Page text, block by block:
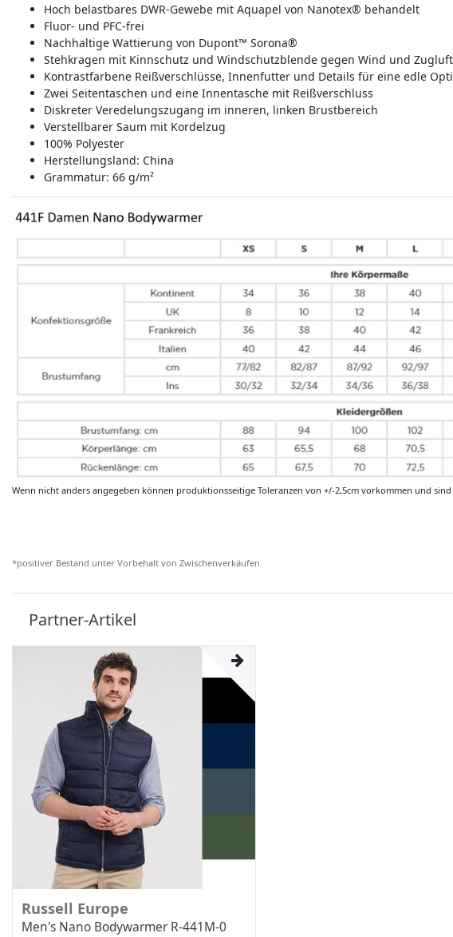
Hoch belastbares DWR-Gewebe mit Aquapel von Nanotex® behandelt
Fluor- und PFC-frei
Nachhaltige Wattierung von Dupont™ Sorona®
Stehkragen mit Kinnschutz und Windschutzblende gegen Wind und Zugluft
Kontrastfarbene Reißverschlüsse, Innenfutter und Details für eine edle
Zwei Seitentaschen und eine Innentasche mit Reißverschluss
Diskreter Veredelungszugang im inneren, linken Brustbereich
Verstellbarer Saum mit Kordelzug
100% Polyester
Herstellungsland: China
Grammatur: 66 g/m²
Wenn nicht anders angegeben können produktionsseitige Toleranzen von +/-2,5cm vorkommen und
*positiver Bestand unter Vorbehalt von Zwischenverkäufen
Partner-Artikel
Russell Europe
Men's Nano Bodywarmer R-441M-0